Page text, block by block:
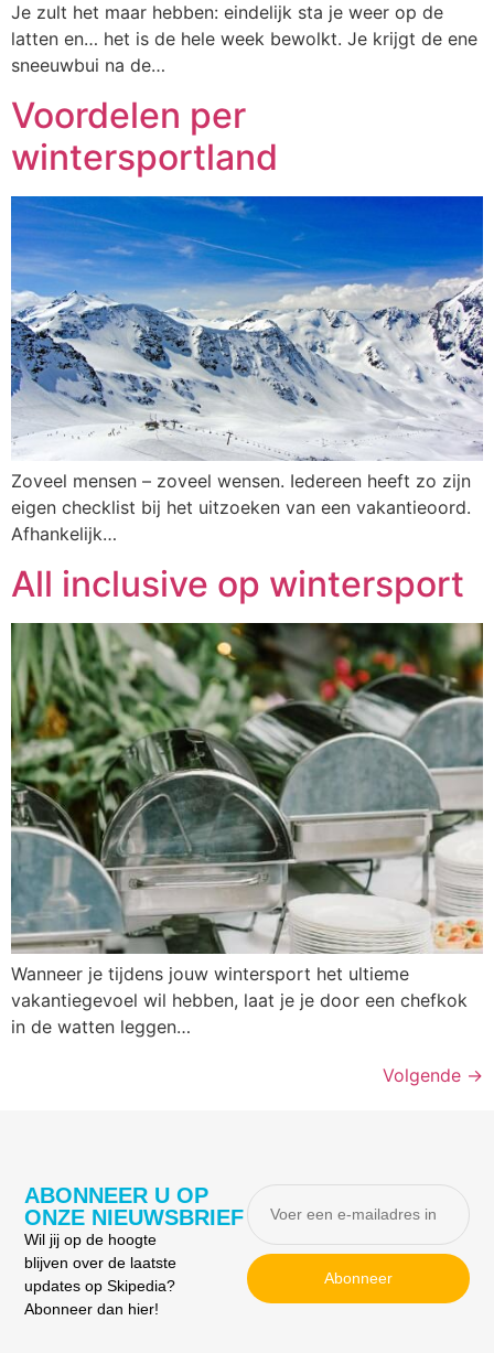
Je zult het maar hebben: eindelijk sta je weer op de
latten en… het is de hele week bewolkt. Je krijgt de ene
sneeuwbui na de…
Voordelen per
wintersportland
Zoveel mensen – zoveel wensen. Iedereen heeft zo zijn
eigen checklist bij het uitzoeken van een vakantieoord.
Afhankelijk…
All inclusive op wintersport
Wanneer je tijdens jouw wintersport het ultieme
vakantiegevoel wil hebben, laat je je door een chefkok
in de watten leggen…
Volgende →
ABONNEER U OP
ONZE NIEUWSBRIEF
Wil jij op de hoogte
blijven over de laatste
updates op Skipedia?
Abonneer dan hier!
Abonneer